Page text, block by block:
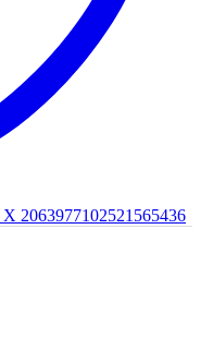
X 2063977102521565436